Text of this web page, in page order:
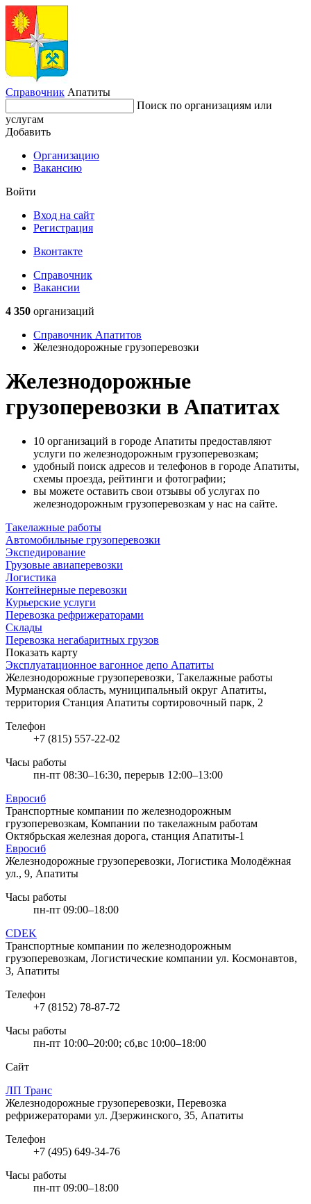
Справочник Апатиты
Поиск по организациям или
услугам
Добавить
Организацию
Вакансию
Войти
Вход на сайт
Регистрация
Вконтакте
Справочник
Вакансии
4 350 организаций
Справочник Апатитов
Железнодорожные грузоперевозки
Железнодорожные
грузоперевозки в Апатитах
10 организаций в городе Апатиты предоставляют
услуги по железнодорожным грузоперевозкам;
удобный поиск адресов и телефонов в городе Апатиты,
схемы проезда, рейтинги и фотографии;
вы можете оставить свои отзывы об услугах по
железнодорожным грузоперевозкам у нас на сайте.
Такелажные работы
Автомобильные грузоперевозки
Экспедирование
Грузовые авиаперевозки
Логистика
Контейнерные перевозки
Курьерские услуги
Перевозка рефрижераторами
Склады
Перевозка негабаритных грузов
Показать карту
Эксплуатационное вагонное депо Апатиты
Железнодорожные грузоперевозки, Такелажные работы
Мурманская область, муниципальный округ Апатиты,
территория Станция Апатиты сортировочный парк, 2
Телефон
+7 (815) 557-22-02
Часы работы
пн-пт 08:30–16:30, перерыв 12:00–13:00
Евросиб
Транспортные компании по железнодорожным
грузоперевозкам, Компании по такелажным работам
Октябрьская железная дорога, станция Апатиты-1
Евросиб
Железнодорожные грузоперевозки, Логистика Молодёжная
ул., 9, Апатиты
Часы работы
пн-пт 09:00–18:00
CDEK
Транспортные компании по железнодорожным
грузоперевозкам, Логистические компании ул. Космонавтов,
3, Апатиты
Телефон
+7 (8152) 78-87-72
Часы работы
пн-пт 10:00–20:00; сб,вс 10:00–18:00
Сайт
ЛП Транс
Железнодорожные грузоперевозки, Перевозка
рефрижераторами ул. Дзержинского, 35, Апатиты
Телефон
+7 (495) 649-34-76
Часы работы
пн-пт 09:00–18:00